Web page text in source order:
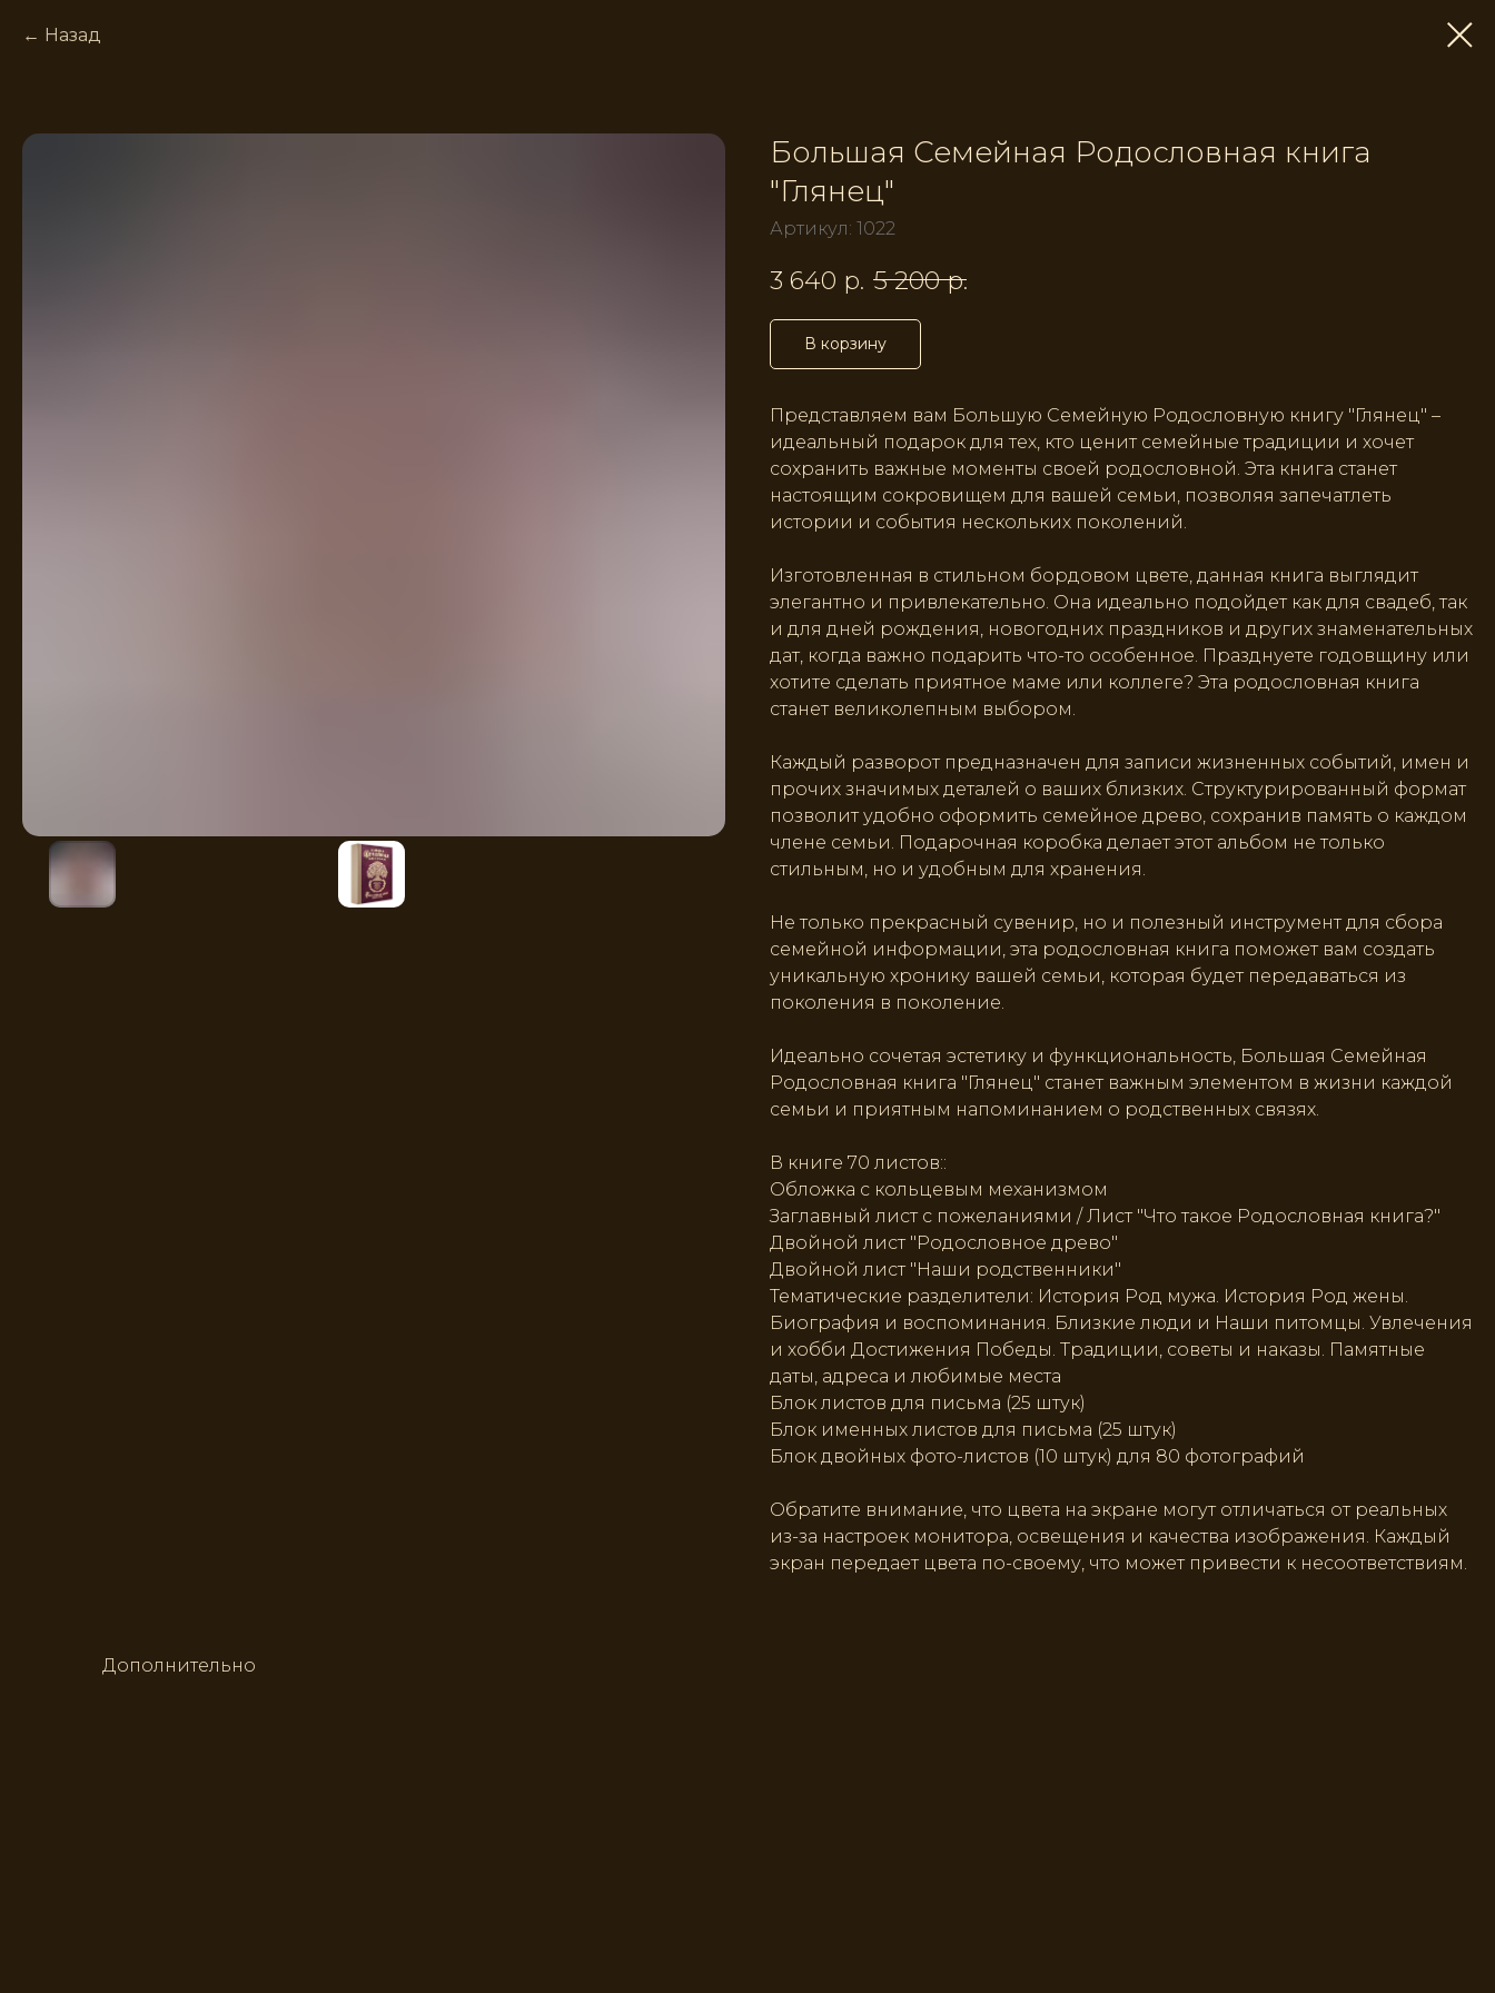
Назад
Большая Семейная Родословная книга
"Глянец"
Артикул: 1022
3 640 р. 5 200 р.
В корзину
Представляем вам Большую Семейную Родословную книгу "Глянец" –
идеальный подарок для тех, кто ценит семейные традиции и хочет
сохранить важные моменты своей родословной. Эта книга станет
настоящим сокровищем для вашей семьи, позволяя запечатлеть
истории и события нескольких поколений.
Изготовленная в стильном бордовом цвете, данная книга выглядит
элегантно и привлекательно. Она идеально подойдет как для свадеб, так
и для дней рождения, новогодних праздников и других знаменательных
дат, когда важно подарить что-то особенное. Празднуете годовщину или
хотите сделать приятное маме или коллеге? Эта родословная книга
станет великолепным выбором.
Каждый разворот предназначен для записи жизненных событий, имен и
прочих значимых деталей о ваших близких. Структурированный формат
позволит удобно оформить семейное древо, сохранив память о каждом
члене семьи. Подарочная коробка делает этот альбом не только
стильным, но и удобным для хранения.
Не только прекрасный сувенир, но и полезный инструмент для сбора
семейной информации, эта родословная книга поможет вам создать
уникальную хронику вашей семьи, которая будет передаваться из
поколения в поколение.
Идеально сочетая эстетику и функциональность, Большая Семейная
Родословная книга "Глянец" станет важным элементом в жизни каждой
семьи и приятным напоминанием о родственных связях.
В книге 70 листов::
Обложка с кольцевым механизмом
Заглавный лист с пожеланиями / Лист "Что такое Родословная книга?"
Двойной лист "Родословное древо"
Двойной лист "Наши родственники"
Тематические разделители: История Род мужа. История Род жены.
Биография и воспоминания. Близкие люди и Наши питомцы. Увлечения
и хобби Достижения Победы. Традиции, советы и наказы. Памятные
даты, адреса и любимые места
Блок листов для письма (25 штук)
Блок именных листов для письма (25 штук)
Блок двойных фото-листов (10 штук) для 80 фотографий
Обратите внимание, что цвета на экране могут отличаться от реальных
из-за настроек монитора, освещения и качества изображения. Каждый
экран передает цвета по-своему, что может привести к несоответствиям.
Дополнительно